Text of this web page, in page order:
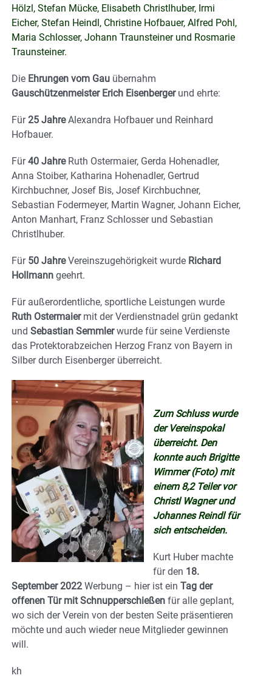
Hölzl, Stefan Mücke, Elisabeth Christlhuber, Irmi
Eicher, Stefan Heindl, Christine Hofbauer, Alfred Pohl,
Maria Schlosser, Johann Traunsteiner und Rosmarie
Traunsteiner.
Die Ehrungen vom Gau übernahm
Gauschützenmeister Erich Eisenbergerund ehrte:
Für25 JahreAlexandra Hofbauer und Reinhard
Hofbauer.
Für40 JahreRuth Ostermaier, Gerda Hohenadler,
Anna Stoiber, Katharina Hohenadler, Gertrud
Kirchbuchner, Josef Bis, Josef Kirchbuchner,
Sebastian Fodermeyer, Martin Wagner, Johann Eicher,
Anton Manhart, Franz Schlosser und Sebastian
Christlhuber.
Für 50 JahreVereinszugehörigkeit wurde Richard
Hollmann geehrt.
Für außerordentliche, sportliche Leistungen wurde
Ruth Ostermaiermit der Verdienstnadel grün gedankt
und Sebastian Semmlerwurde für seine Verdienste
das Protektorabzeichen Herzog Franz von Bayern in
Silber durch Eisenberger überreicht.
Zum Schluss wurde
der Vereinspokal
überreicht. Den
konnte auch Brigitte
Wimmer (Foto) mit
einem 8,2 Teiler vor
Christl Wagner und
Johannes Reindl für
sich entscheiden.
Kurt Huber machte
für den 18.
September 2022 Werbung – hier ist ein Tag der
offenen Tür mit Schnupperschießen für alle geplant,
wo sich der Verein von der besten Seite präsentieren
möchte und auch wieder neue Mitglieder gewinnen
will.
kh